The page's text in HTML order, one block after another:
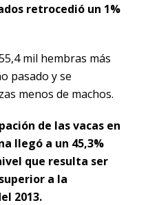
retrocedió un 1%
mil hembras más
pasado y se
menos de machos.
de las vacas en
llegó a un 45,3%
que resulta ser
a la
2013.